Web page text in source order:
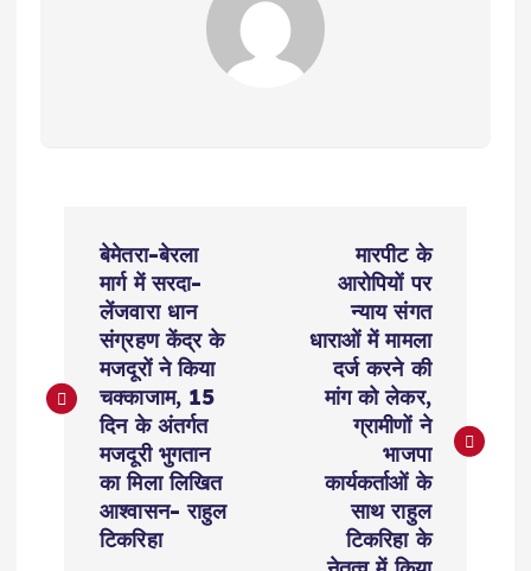
t
बेमेतरा-बेरला
मार्ग में सरदा-
लेंजवारा धान
संग्रहण केंद्र के
मजदूरों ने किया
चक्काजाम, 15
दिन के अंतर्गत
मजदूरी भुगतान
का मिला लिखित
आश्वासन- राहुल
टिकरिहा
मारपीट के
आरोपियों पर
न्याय संगत
धाराओं में मामला
दर्ज करने की
मांग को लेकर,
ग्रामीणों ने
भाजपा
कार्यकर्ताओं के
साथ राहुल
टिकरिहा के